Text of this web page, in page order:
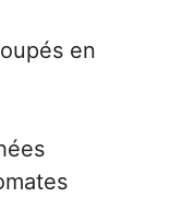
en